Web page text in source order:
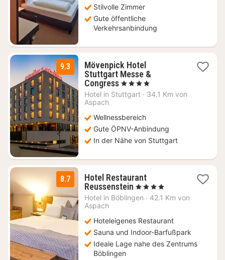
Stilvolle Zimmer
Gute öffentliche
Verkehrsanbindung
9.3
Mövenpick Hotel
Stuttgart Messe &
Congress2
Nächte
ab
€
, 4 Sterne
Hotel in Stuttgart · 34.1 Km von
Aspach
Wellnessbereich
Gute ÖPNV-Anbindung
In der Nähe von Stuttgart
8.7
Hotel Restaurant
Reussenstein 2
Nächte
ab
€
, 4 Sterne
Hotel in Böblingen · 42.1 Km von
Aspach
Hoteleigenes Restaurant
Sauna und Indoor-Barfußpark
Ideale Lage nahe des Zentrums
Böblingen